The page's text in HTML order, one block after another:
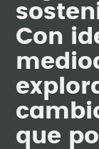
Con
que